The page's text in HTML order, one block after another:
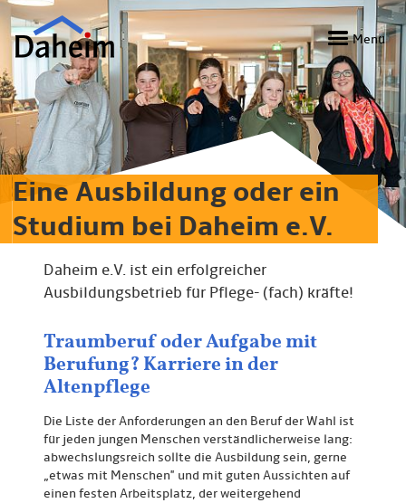
Direkt
zum
Inhalt
Menü
Eine Ausbildung oder ein
Studium bei Daheim e.V.
Daheim e.V. ist ein erfolgreicher
Ausbildungsbetrieb für Pflege- (fach) kräfte!
Traumberuf oder Aufgabe mit
Berufung? Karriere in der
Altenpflege
Die Liste der Anforderungen an den Beruf der Wahl ist
für jeden jungen Menschen verständlicherweise lang:
abwechslungsreich sollte die Ausbildung sein, gerne
„etwas mit Menschen" und mit guten Aussichten auf
einen festen Arbeitsplatz, der weitergehend